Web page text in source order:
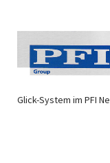
Glick-System im PFI